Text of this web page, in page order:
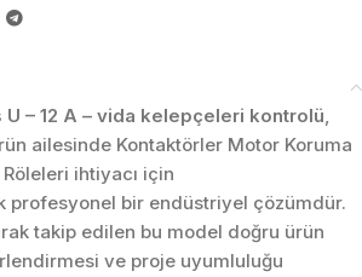
– 12 A – vida kelepçeleri kontrolü,
ailesinde Kontaktörler Motor Koruma
ihtiyacı için
profesyonel bir endüstriyel çözümdür.
takip edilen bu model doğru ürün
ve proje uyumluluğu